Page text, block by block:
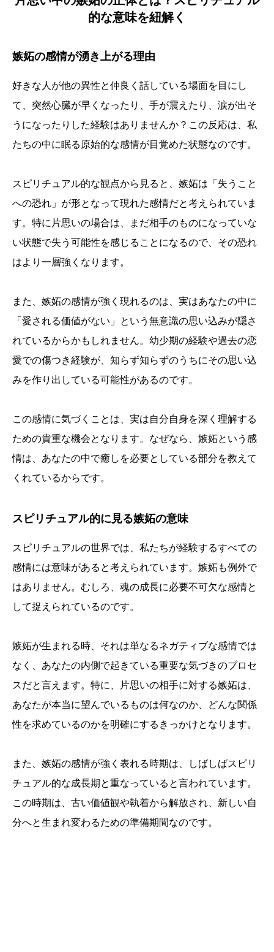
的な意味を紐解く
嫉妬の感情が湧き上がる理由
好きな人が他の異性と仲良く話している場面を目にし
て、突然心臓が早くなったり、手が震えたり、涙が出そ
うになったりした経験はありませんか？この反応は、私
たちの中に眠る原始的な感情が目覚めた状態なのです。
スピリチュアル的な観点から見ると、嫉妬は「失うこと
への恐れ」が形となって現れた感情だと考えられていま
す。特に片思いの場合は、まだ相手のものになっていな
い状態で失う可能性を感じることになるので、その恐れ
はより一層強くなります。
また、嫉妬の感情が強く現れるのは、実はあなたの中に
「愛される価値がない」という無意識の思い込みが隠さ
れているからかもしれません。幼少期の経験や過去の恋
愛での傷つき経験が、知らず知らずのうちにその思い込
みを作り出している可能性があるのです。
この感情に気づくことは、実は自分自身を深く理解する
ための貴重な機会となります。なぜなら、嫉妬という感
情は、あなたの中で癒しを必要としている部分を教えて
くれているからです。
スピリチュアル的に見る嫉妬の意味
スピリチュアルの世界では、私たちが経験するすべての
感情には意味があると考えられています。嫉妬も例外で
はありません。むしろ、魂の成長に必要不可欠な感情と
して捉えられているのです。
嫉妬が生まれる時、それは単なるネガティブな感情では
なく、あなたの内側で起きている重要な気づきのプロセ
スだと言えます。特に、片思いの相手に対する嫉妬は、
あなたが本当に望んでいるものは何なのか、どんな関係
性を求めているのかを明確にするきっかけとなります。
また、嫉妬の感情が強く表れる時期は、しばしばスピリ
チュアル的な成長期と重なっていると言われています。
この時期は、古い価値観や執着から解放され、新しい自
分へと生まれ変わるための準備期間なのです。